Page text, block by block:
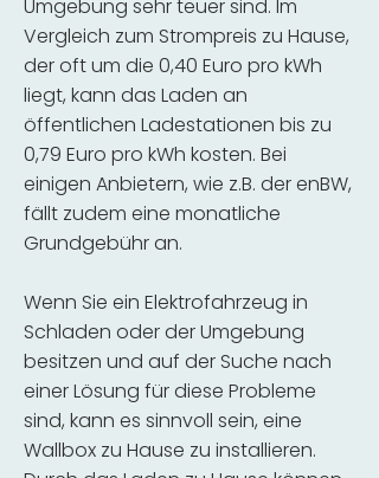
Umgebung sehr teuer sind. Im
Vergleich zum Strompreis zu Hause,
der oft um die 0,40 Euro pro kWh
liegt, kann das Laden an
öffentlichen Ladestationen bis zu
0,79 Euro pro kWh kosten. Bei
einigen Anbietern, wie z.B. der enBW,
fällt zudem eine monatliche
Grundgebühr an.
Wenn Sie ein Elektrofahrzeug in
Schladen oder der Umgebung
besitzen und auf der Suche nach
einer Lösung für diese Probleme
sind, kann es sinnvoll sein, eine
Wallbox zu Hause zu installieren.